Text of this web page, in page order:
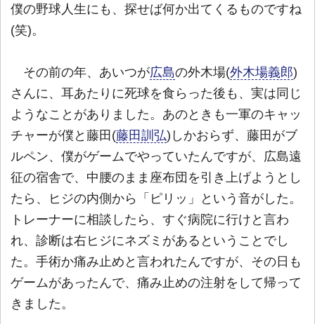
僕の野球人生にも、探せば何か出てくるものですね
(笑)。
その前の年、あいつが広島の外木場(外木場義郎)
さんに、耳あたりに死球を食らった後も、実は同じ
ようなことがありました。あのときも一軍のキャッ
チャーが僕と藤田(藤田訓弘)しかおらず、藤田がブ
ルペン、僕がゲームでやっていたんですが、広島遠
征の宿舎で、中腰のまま座布団を引き上げようとし
たら、ヒジの内側から「ピリッ」という音がした。
トレーナーに相談したら、すぐ病院に行けと言わ
れ、診断は右ヒジにネズミがあるということでし
た。手術か痛み止めと言われたんですが、その日も
ゲームがあったんで、痛み止めの注射をして帰って
きました。